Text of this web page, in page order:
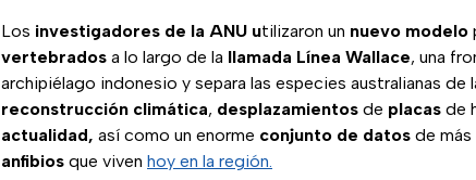
Los investigadores de la ANU utilizaron un nuevo modelo
vertebrados a lo largo de la llamada Línea Wallace, una
archipiélago indonesio y separa las especies australianas de
reconstrucción climática, desplazamientos de placas de
actualidad, así como un enorme conjunto de datos de más
anfibios que viven hoy en la región.